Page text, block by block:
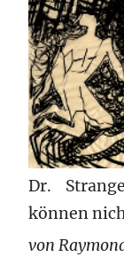
Dr.
können
von